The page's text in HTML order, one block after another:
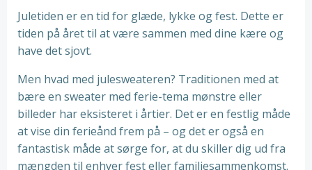
Juletiden er en tid for glæde, lykke og fest. Dette er
tiden på året til at være sammen med dine kære og
have det sjovt.
Men hvad med julesweateren? Traditionen med at
bære en sweater med ferie-tema mønstre eller
billeder har eksisteret i årtier. Det er en festlig måde
at vise din ferieånd frem på – og det er også en
fantastisk måde at sørge for, at du skiller dig ud fra
mængden til enhver fest eller familiesammenkomst.